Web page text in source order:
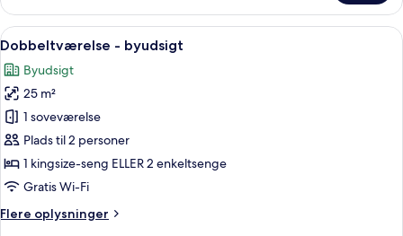
til
person
havudsigt
Indlæs
alle
billeder
af
Dobbeltværelse
-
byudsigt
Et moderne hotelværelse med en
5
Dobbeltværelse - byudsigt
Byudsigt
25 m²
1 soveværelse
Plads til 2 personer
1 kingsize-seng ELLER 2 enkeltsenge
Gratis Wi-Fi
Flere oplysninger
Flere